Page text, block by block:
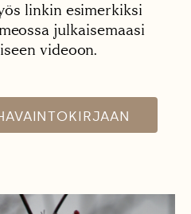
linkin esimerkiksi
julkaisemaasi
videoon.